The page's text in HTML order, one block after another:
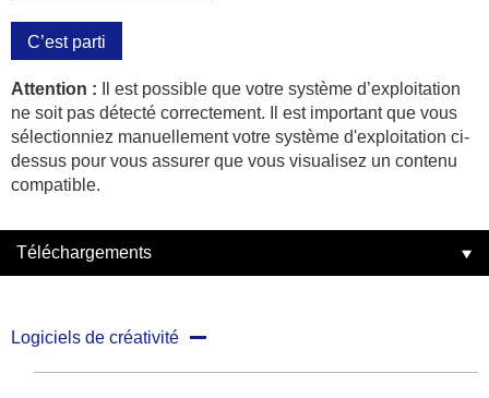
C’est parti
Attention : Il est possible que votre système d’exploitation
ne soit pas détecté correctement. Il est important que vous
sélectionniez manuellement votre système d'exploitation ci-
dessus pour vous assurer que vous visualisez un contenu
compatible.
Téléchargements
Logiciels de créativité